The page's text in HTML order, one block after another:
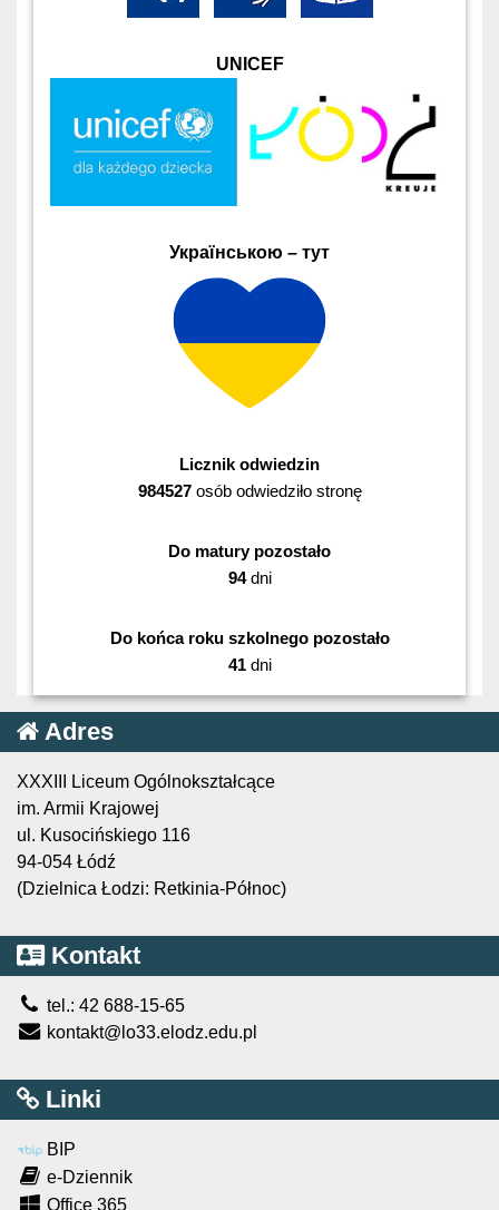
UNICEF
Українською – тут
Licznik odwiedzin
984527osób odwiedziło stronę
Do matury pozostało
94dni
Do końca roku szkolnego pozostało
41dni
Adres
XXXIII Liceum Ogólnokształcące
im. Armii Krajowej
ul. Kusocińskiego 116
94-054 Łódź
(Dzielnica Łodzi: Retkinia-Północ)
Kontakt
tel.: 42 688-15-65
kontakt@lo33.elodz.edu.pl
Linki
BIP
e-Dziennik
Office 365